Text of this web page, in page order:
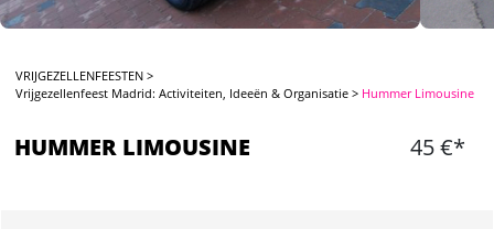
VRIJGEZELLENFEESTEN >
Vrijgezellenfeest Madrid: Activiteiten, Ideeën & Organisatie > Hummer Limousine
HUMMER LIMOUSINE 45 €*